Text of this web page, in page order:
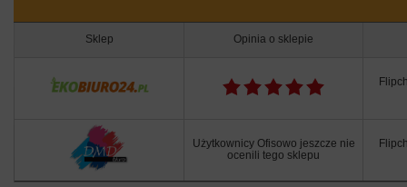
Sklep Opinia o sklepie
Użytkownicy Ofisowo jeszcze nie
ocenili tego sklepu